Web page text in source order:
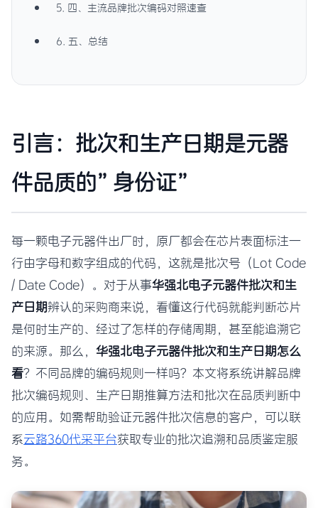
5. 四、主流品牌批次编码对照速查
6. 五、总结
引言：批次和生产日期是元器
件品质的”身份证”
每一颗电子元器件出厂时，原厂都会在芯片表面标注一
行由字母和数字组成的代码，这就是批次号（Lot Code
/ Date Code）。对于从事华强北电子元器件批次和生
产日期辨认的采购商来说，看懂这行代码就能判断芯片
是何时生产的、经过了怎样的存储周期，甚至能追溯它
的来源。那么， 华强北电子元器件批次和生产日期怎么
看？不同品牌的编码规则一样吗？本文将系统讲解品牌
批次编码规则、生产日期推算方法和批次在品质判断中
的应用。如需帮助验证元器件批次信息的客户，可以联
系云路360代采平台获取专业的批次追溯和品质鉴定服
务。